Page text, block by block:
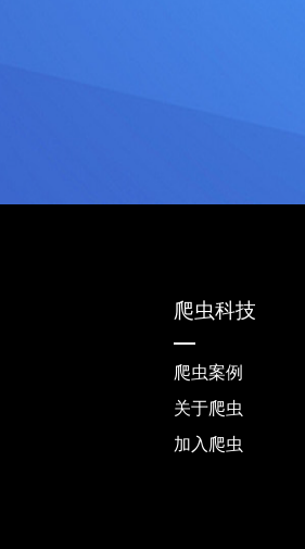
爬虫科技
爬虫案例
关于爬虫
加入爬虫